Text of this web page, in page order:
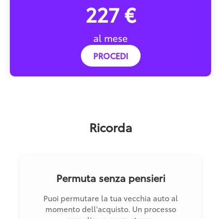
227 €
al mese
PROCEDI
Ricorda
Permuta senza pensieri
Puoi permutare la tua vecchia auto al
momento dell'acquisto. Un processo